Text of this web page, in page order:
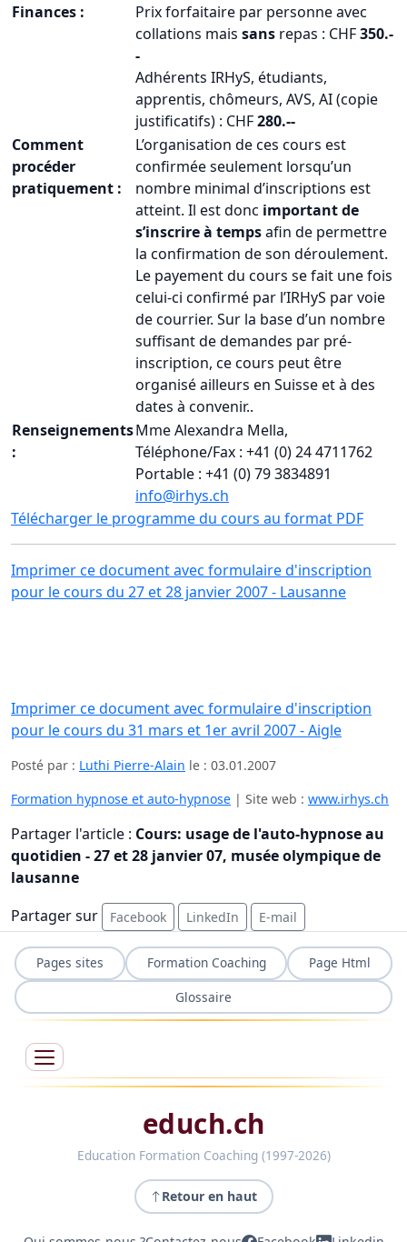
Finances :
Prix forfaitaire par personne avec
collations mais sans repas : CHF350.-
-
Adhérents IRHyS, étudiants,
apprentis, chômeurs, AVS, AI (copie
justificatifs) : CHF280.--
Comment
procéder
pratiquement :
L’organisation de ces cours est
confirmée seulement lorsqu’un
nombre minimal d’inscriptions est
atteint. Il est donc important de
s’inscrire à tempsafin de permettre
la confirmation de son déroulement.
Le payement du cours se fait une fois
celui-ci confirmé par l’IRHyS par voie
de courrier. Sur la base d’un nombre
suffisant de demandes par pré-
inscription, ce cours peut être
organisé ailleurs en Suisse et à des
dates à convenir..
Renseignements
:
Mme Alexandra Mella,
Téléphone/Fax : +41 (0) 24 4711762
Portable : +41 (0) 79 3834891
info@irhys.ch
Télécharger le programme du cours au format PDF
Imprimer ce document avec formulaire d'inscription
pour le cours du 27 et 28 janvier 2007 - Lausanne
Imprimer ce document avec formulaire d'inscription
pour le cours du 31 mars et 1er avril 2007 - Aigle
Posté par : Luthi Pierre-Alain le : 03.01.2007
Formation hypnose et auto-hypnose | Site web : www.irhys.ch
Partager l'article : Cours: usage de l'auto-hypnose au
quotidien - 27 et 28 janvier 07, musée olympique de
lausanne
Partager sur
Facebook LinkedIn E-mail
Pages sites Formation Coaching
Page Html
Glossaire
educh.ch
Education Formation Coaching (1997-2026)
Retour en haut